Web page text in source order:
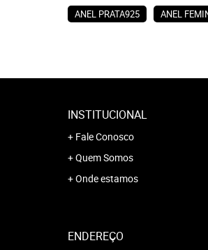
ANEL PRATA925 ANEL
INSTITUCIONAL
Fale Conosco
Quem Somos
Onde estamos
ENDEREÇO